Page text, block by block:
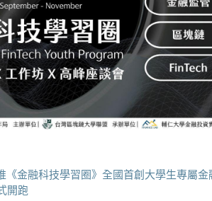
《金融科技學習圈》全國首創大學生專屬金
開跑